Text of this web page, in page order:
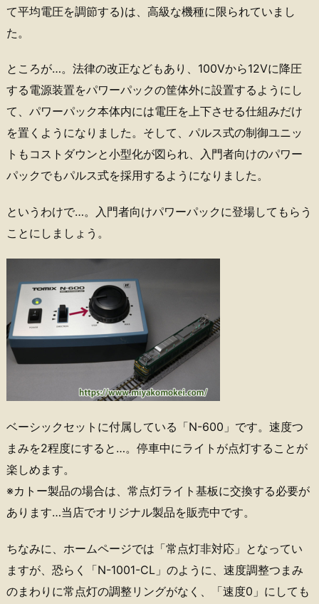
て平均電圧を調節する)は、高級な機種に限られていまし
た。
ところが…。法律の改正などもあり、100Vから12Vに降圧
する電源装置をパワーパックの筐体外に設置するようにし
て、パワーパック本体内には電圧を上下させる仕組みだけ
を置くようになりました。そして、パルス式の制御ユニッ
トもコストダウンと小型化が図られ、入門者向けのパワー
パックでもパルス式を採用するようになりました。
というわけで…。入門者向けパワーパックに登場してもらう
ことにしましょう。
ベーシックセットに付属している「N-600」です。速度つ
まみを2程度にすると…。停車中にライトが点灯することが
楽しめます。
※カトー製品の場合は、常点灯ライト基板に交換する必要が
あります…当店でオリジナル製品を販売中です。
ちなみに、ホームページでは「常点灯非対応」となってい
ますが、恐らく「N-1001-CL」のように、速度調整つまみ
のまわりに常点灯の調整リングがなく、「速度0」にしても